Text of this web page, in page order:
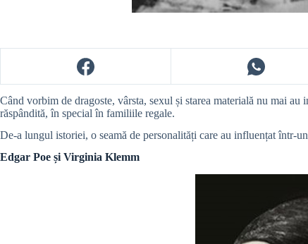
Când vorbim de dragoste, vârsta, sexul și starea materială nu mai
răspândită, în special în familiile regale.
De-a lungul istoriei, o seamă de personalități care au influențat într-
Edgar Poe și Virginia Klemm